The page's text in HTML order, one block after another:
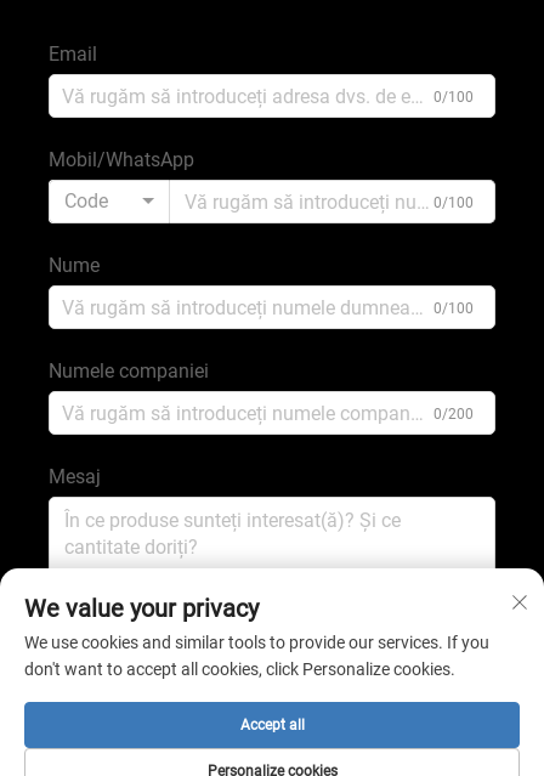
Email
0/100
Mobil/WhatsApp
Code
0/100
Nume
0/100
Numele companiei
0/200
Mesaj
TRIMITE
Drept de autor © 2025 de către shijiazhuang shengping
We value your privacy
We use cookies and similar tools to provide our services. If you
don't want to accept all cookies, click Personalize cookies.
Personalize cookies
Accept all